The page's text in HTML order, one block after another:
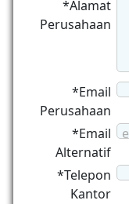
*Alamat
Perusahaan
*Email
Perusahaan
*Email
Alternatif
*Telepon
Kantor